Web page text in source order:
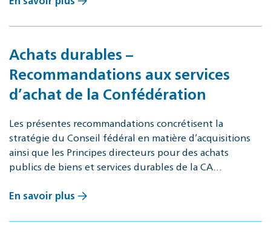
Achats durables –
Recommandations aux services
d’achat de la Confédération
Les présentes recommandations concrétisent la
stratégie du Conseil fédéral en matière d’acquisitions
ainsi que les Principes directeurs pour des achats
publics de biens et services durables de la CA…
En savoir plus